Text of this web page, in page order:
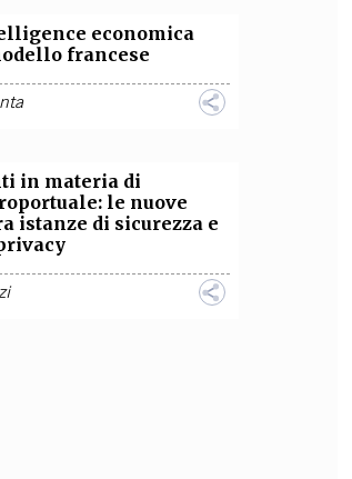
economica
francese
in materia di
le nuove
istanze di sicurezza e